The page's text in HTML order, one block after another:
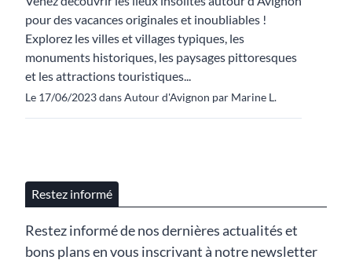
pour des vacances originales et inoubliables !
Explorez les villes et villages typiques, les
monuments historiques, les paysages pittoresques
et les attractions touristiques...
Le 17/06/2023 dans Autour d'Avignon par Marine L.
Restez informé
Restez informé de nos dernières actualités et
bons plans en vous inscrivant à notre newsletter